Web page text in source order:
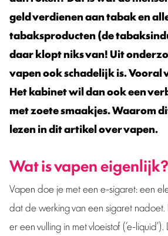
geld verdienen aan tabak en
tabaksproducten (de
daar klopt niks van! Uit
vapen ook schadelijk is. Vooral
Het kabinet wil dan ook een
met zoete smaakjes. Waarom
lezen in dit artikel over vapen.
Wat is vapen eigenlijk?
Vapen doe je met een e-sigaret: een
dat de werking van een sigaret nadoet.
er een vulling in met vloeistof (‘e-